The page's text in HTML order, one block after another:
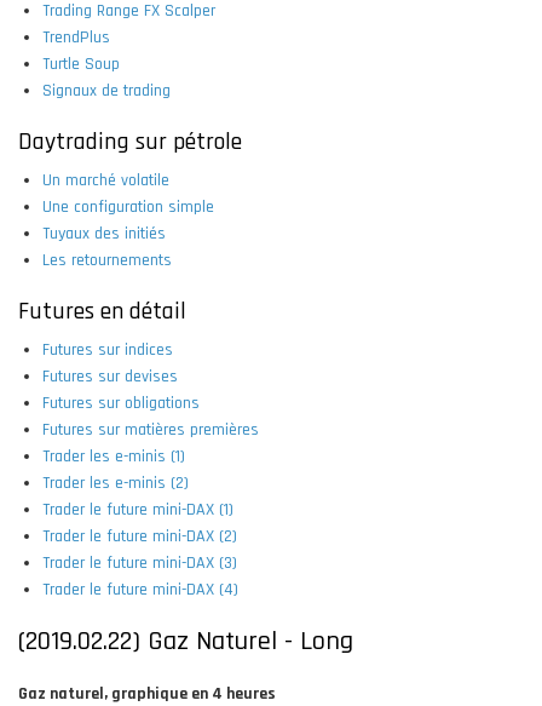
Trading Range FX Scalper
TrendPlus
Turtle Soup
Signaux de trading
Daytrading sur pétrole
Un marché volatile
Une configuration simple
Tuyaux des initiés
Les retournements
Futures en détail
Futures sur indices
Futures sur devises
Futures sur obligations
Futures sur matières premières
Trader les e-minis (1)
Trader les e-minis (2)
Trader le future mini-DAX (1)
Trader le future mini-DAX (2)
Trader le future mini-DAX (3)
Trader le future mini-DAX (4)
(2019.02.22) Gaz Naturel - Long
Gaz naturel, graphique en 4 heures